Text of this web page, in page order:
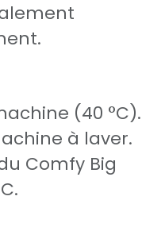
(40 °C).
à laver.
Comfy Big